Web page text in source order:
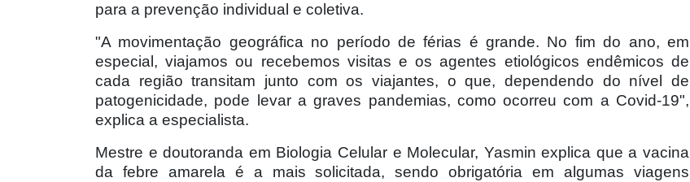
para a prevenção individual e coletiva.
"A movimentação geográfica no período de férias é grande. No fim do ano, em
especial, viajamos ou recebemos visitas e os agentes etiológicos endêmicos de
cada região transitam junto com os viajantes, o que, dependendo do nível de
patogenicidade, pode levar a graves pandemias, como ocorreu com a Covid-19",
explica a especialista.
Mestre e doutoranda em Biologia Celular e Molecular, Yasmin explica que a vacina
da febre amarela é a mais solicitada, sendo obrigatória em algumas viagens